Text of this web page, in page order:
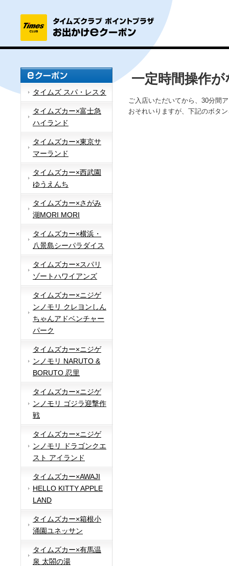
タイムズ スパ・レスタ
タイムズカー×富士急
ハイランド
タイムズカー×東京サ
マーランド
タイムズカー×西武園
ゆうえんち
タイムズカー×さがみ
湖MORI MORI
タイムズカー×横浜・
八景島シーパラダイス
タイムズカー×スパリ
ゾートハワイアンズ
タイムズカー×ニジゲ
ンノモリ クレヨンしん
ちゃんアドベンチャー
パーク
タイムズカー×ニジゲ
ンノモリ NARUTO &
BORUTO 忍里
タイムズカー×ニジゲ
ンノモリ ゴジラ迎撃作
戦
タイムズカー×ニジゲ
ンノモリ ドラゴンクエ
スト アイランド
タイムズカー×AWAJI
HELLO KITTY APPLE
LAND
タイムズカー×箱根小
涌園ユネッサン
タイムズカー×有馬温
泉 太閤の湯
一定時間操作
ご入店いただいてから、30分間
おそれいりますが、下記のボタ